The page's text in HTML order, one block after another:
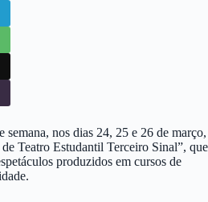
semana, nos dias 24, 25 e 26 de março,
Teatro Estudantil Terceiro Sinal”, que
produzidos em cursos de